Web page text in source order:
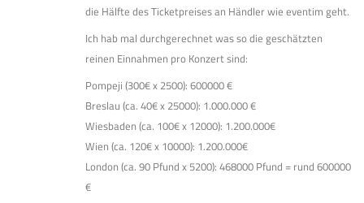
die Hälfte des Ticketpreises an Händler wie eventim geht.
Ich hab mal durchgerechnet was so die geschätzten
reinen Einnahmen pro Konzert sind:
Pompeji (300€ x 2500): 600000 €
Breslau (ca. 40€ x 25000): 1.000.000 €
Wiesbaden (ca. 100€ x 12000): 1.200.000€
Wien (ca. 120€ x 10000): 1.200.000€
London (ca. 90 Pfund x 5200): 468000 Pfund = rund 600000
€